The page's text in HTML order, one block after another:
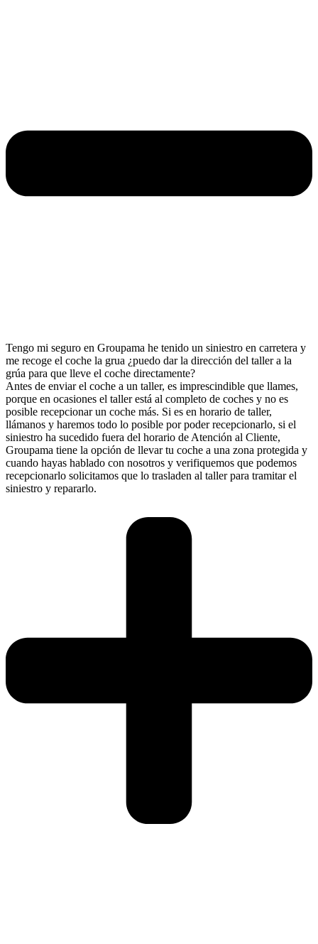
Tengo mi seguro en Groupama he tenido un siniestro en carretera y
me recoge el coche la grua ¿puedo dar la dirección del taller a la
grúa para que lleve el coche directamente?
Antes de enviar el coche a un taller, es imprescindible que llames,
porque en ocasiones el taller está al completo de coches y no es
posible recepcionar un coche más. Si es en horario de taller,
llámanos y haremos todo lo posible por poder recepcionarlo, si el
siniestro ha sucedido fuera del horario de Atención al Cliente,
Groupama tiene la opción de llevar tu coche a una zona protegida y
cuando hayas hablado con nosotros y verifiquemos que podemos
recepcionarlo solicitamos que lo trasladen al taller para tramitar el
siniestro y repararlo.